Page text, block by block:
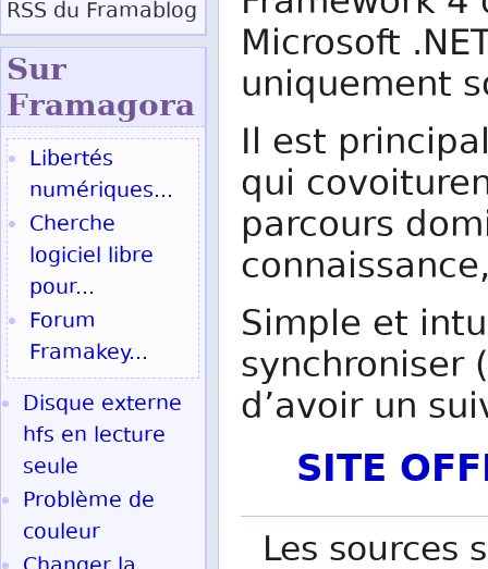
Microsoft
uniquement
Il est
qui
parcours
Simple et
synchroniser
d’avoir un
SITE
Les sources
RSS du Framablog
Sur
Framagora
Libertés
numériques...
Cherche
logiciel libre
pour...
Forum
Framakey...
Disque externe
hfs en lecture
seule
Problème de
couleur